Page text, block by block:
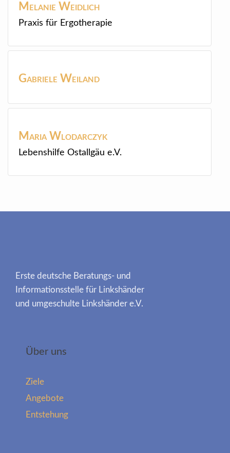
Melanie Weidlich
Praxis für Ergotherapie
Gabriele Weiland
Maria Wlodarczyk
Lebenshilfe Ostallgäu e.V.
Erste deutsche Beratungs- und
Informationsstelle für Linkshänder
und umgeschulte Linkshänder e.V.
Über uns
Ziele
Angebote
Entstehung